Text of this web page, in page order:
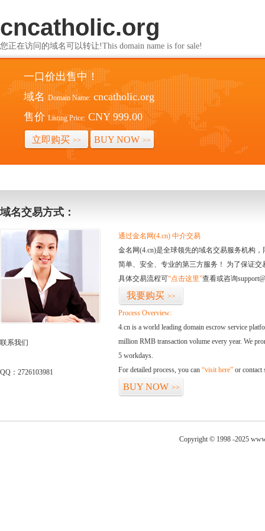
cncatholic.org
您正在访问的域名可以转让!This domain name is for sale!
一口价出售中！
域名 Domain Name: cncatholic.org
售价 Listing Price: CNY 999.00
立即购买 >> BUY NOW >>
域名交易方式：
联系我们
QQ：2726103981
通过金名网(4.cn) 中介交易
金名网(4.cn)是全球领先的域名交易服务机构
简单、安全、专业的第三方服务！ 为了保证
具体交易流程可“点击这里”查看或咨询
我要购买 >>
Process Overview:
4.cn is a world leading domain escrow service
million RMB transaction volume every year. We
5 workdays.
For detailed process, you can “visit here” or contact
BUY NOW >>
Copyright © 1998 -2025